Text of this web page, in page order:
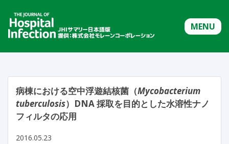
MENU
病棟における空中浮遊結核菌（Mycobacterium
tuberculosis）DNA 採取を目的とした水溶性ナノ
フィルタの応用
2016.05.23